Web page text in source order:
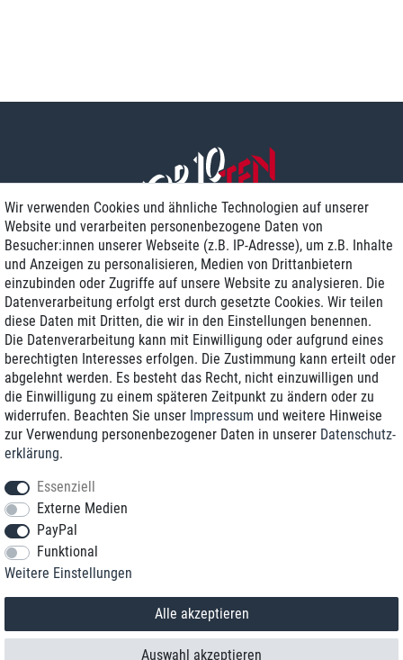
Zustellung am nächsten Werktag
Günstiger Versand
Generalüberholt mit Garantie
+49 8989 96160*
*Sie erreichen uns zum Ortstarif von Montag bis Freitag von 9 Uhr - 18 Uhr.
© 2018 TOP TEN Computervertrieb GmbH
Wir verwenden Cookies und ähnliche Technologien auf unserer
Website und verarbeiten personenbezogene Daten von
Besucher:innen unserer Webseite (z.B. IP-Adresse), um z.B. Inhalte
und Anzeigen zu personalisieren, Medien von Drittanbietern
einzubinden oder Zugriffe auf unsere Website zu analysieren. Die
Datenverarbeitung erfolgt erst durch gesetzte Cookies. Wir teilen
diese Daten mit Dritten, die wir in den Einstellungen benennen.
Die Datenverarbeitung kann mit Einwilligung oder aufgrund eines
berechtigten Interesses erfolgen. Die Zustimmung kann erteilt oder
abgelehnt werden. Es besteht das Recht, nicht einzuwilligen und
die Einwilligung zu einem späteren Zeitpunkt zu ändern oder zu
widerrufen. Beachten Sie unser Impressum und weitere Hinweise
zur Verwendung personenbezogener Daten in unserer Daten­schutz­
erklärung.
Essenziell
Externe Medien
PayPal
Funktional
Weitere Einstellungen
Alle akzeptieren
Auswahl akzeptieren